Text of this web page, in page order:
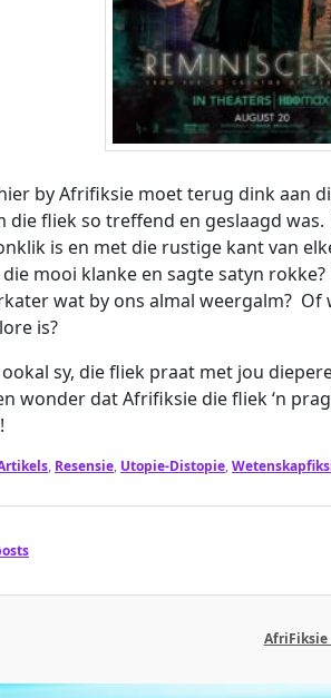
by Afrifiksie moet terug dink aan
die fliek so treffend en geslaagd
is en met die rustige kant van
mooi klanke en sagte satyn
wat by ons almal weergalm? Of
is?
sy, die fliek praat met jou
wonder dat Afrifiksie die fliek ‘n
, Resensie, Utopie-Distopie,
AfriFiksie